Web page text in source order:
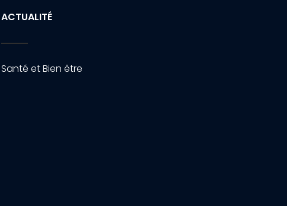
ACTUALITÉ
Santé et Bien être